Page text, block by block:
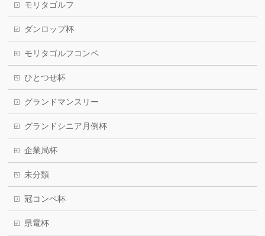
モリタゴルフ
ダンロップ杯
モリタゴルフコンペ
ひとつせ杯
グランドマンスリー
グランドシニア月例杯
企業局杯
未分類
冠コンペ杯
県電杯